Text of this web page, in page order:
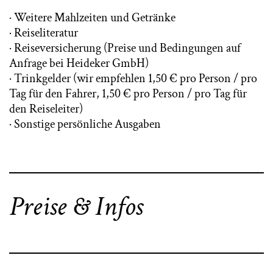
· Weitere Mahlzeiten und Getränke
· Reiseliteratur
· Reiseversicherung (Preise und Bedingungen auf
Anfrage bei Heideker GmbH)
· Trinkgelder (wir empfehlen 1,50 € pro Person / pro
Tag für den Fahrer, 1,50 € pro Person / pro Tag für
den Reiseleiter)
· Sonstige persönliche Ausgaben
Preise & Infos